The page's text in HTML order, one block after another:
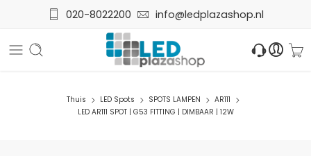
020-8022200 info@ledplazashop.nl
Thuis LED Spots SPOTS LAMPEN
AR111
LED AR111 SPOT | G53 FITTING | DIMBAAR | 12W